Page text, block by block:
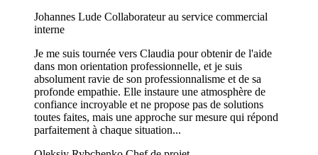
Johannes Lude Collaborateur au service commercial
interne
​Je me suis tournée vers Claudia pour obtenir de l'aide
dans mon orientation professionnelle, et je suis
absolument ravie de son professionnalisme et de sa
profonde empathie. Elle instaure une atmosphère de
confiance incroyable et ne propose pas de solutions
toutes faites, mais une approche sur mesure qui répond
parfaitement à chaque situation...